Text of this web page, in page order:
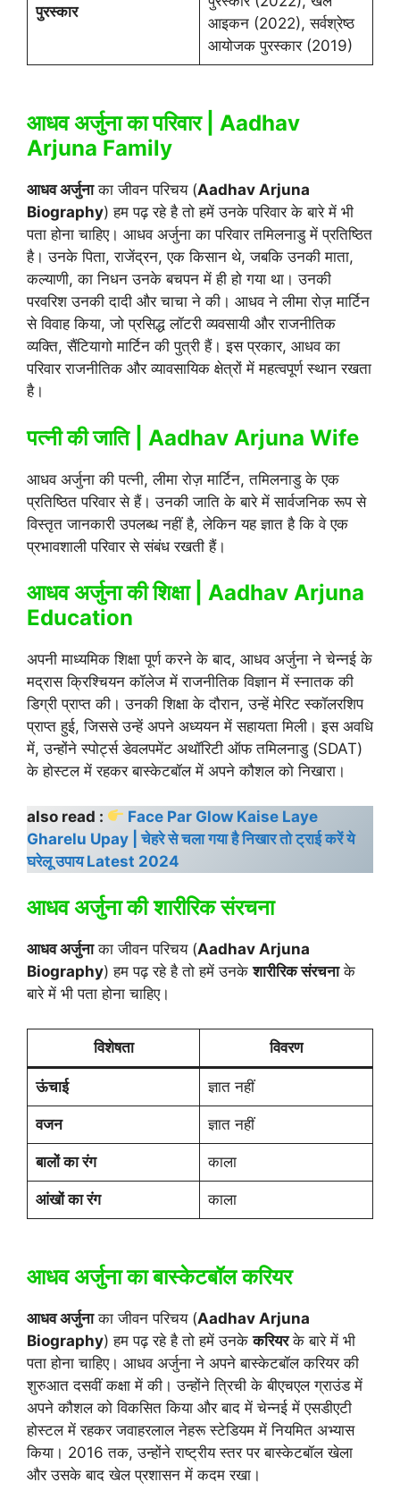
पुरस्कार
आइकन (2022), सर्वश्रेष्ठ
आयोजक पुरस्कार (2019)
आधव अर्जुना का परिवार | Aadhav
Arjuna Family
आधव अर्जुनाका जीवन परिचय (Aadhav Arjuna
Biography) हम पढ़ रहे है तो हमें उनके परिवार के बारे में भी
पता होना चाहिए। आधव अर्जुना का परिवार तमिलनाडु में प्रतिष्ठित
है। उनके पिता, राजेंद्रन, एक किसान थे, जबकि उनकी माता,
कल्याणी, का निधन उनके बचपन में ही हो गया था। उनकी
परवरिश उनकी दादी और चाचा ने की। आधव ने लीमा रोज़ मार्टिन
से विवाह किया, जो प्रसिद्ध लॉटरी व्यवसायी और राजनीतिक
व्यक्ति, सैंटियागो मार्टिन की पुत्री हैं। इस प्रकार, आधव का
परिवार राजनीतिक और व्यावसायिक क्षेत्रों में महत्वपूर्ण स्थान रखता
है।
पत्नी की जाति | Aadhav Arjuna Wife
आधव अर्जुना की पत्नी, लीमा रोज़ मार्टिन, तमिलनाडु के एक
प्रतिष्ठित परिवार से हैं। उनकी जाति के बारे में सार्वजनिक रूप से
विस्तृत जानकारी उपलब्ध नहीं है, लेकिन यह ज्ञात है कि वे एक
प्रभावशाली परिवार से संबंध रखती हैं।
आधव अर्जुना की शिक्षा | Aadhav Arjuna
Education
अपनी माध्यमिक शिक्षा पूर्ण करने के बाद, आधव अर्जुना ने चेन्नई के
मद्रास क्रिश्चियन कॉलेज में राजनीतिक विज्ञान में स्नातक की
डिग्री प्राप्त की। उनकी शिक्षा के दौरान, उन्हें मेरिट स्कॉलरशिप
प्राप्त हुई, जिससे उन्हें अपने अध्ययन में सहायता मिली। इस अवधि
में, उन्होंने स्पोर्ट्स डेवलपमेंट अथॉरिटी ऑफ तमिलनाडु (SDAT)
के होस्टल में रहकर बास्केटबॉल में अपने कौशल को निखारा।
also read :
Face Par Glow Kaise Laye
Gharelu Upay | चेहरे से चला गया है निखार तो ट्राई करें ये
घरेलू उपाय Latest 2024
आधव अर्जुना की शारीरिक संरचना
आधव अर्जुनाका जीवन परिचय (Aadhav Arjuna
Biography) हम पढ़ रहे है तो हमें उनकेशारीरिक संरचनाके
बारे में भी पता होना चाहिए।
विशेषता विवरण
ऊंचाई ज्ञात नहीं
वजन ज्ञात नहीं
बालों का रंग काला
आंखों का रंग काला
आधव अर्जुना का बास्केटबॉल करियर
आधव अर्जुनाका जीवन परिचय (Aadhav Arjuna
Biography) हम पढ़ रहे है तो हमें उनकेकरियरके बारे में भी
पता होना चाहिए। आधव अर्जुना ने अपने बास्केटबॉल करियर की
शुरुआत दसवीं कक्षा में की। उन्होंने त्रिची के बीएचएल ग्राउंड में
अपने कौशल को विकसित किया और बाद में चेन्नई में एसडीएटी
होस्टल में रहकर जवाहरलाल नेहरू स्टेडियम में नियमित अभ्यास
किया। 2016 तक, उन्होंने राष्ट्रीय स्तर पर बास्केटबॉल खेला
और उसके बाद खेल प्रशासन में कदम रखा।